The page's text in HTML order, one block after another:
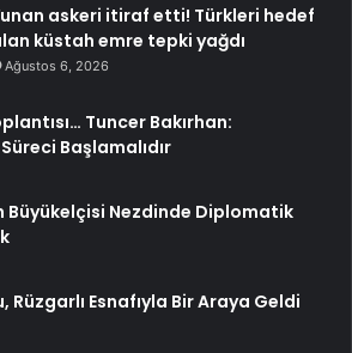
askeri itiraf etti! Türkleri hedef
küstah emre tepki yağdı
Ağustos 6, 2026
Tuncer Bakırhan:
Başlamalıdır
Büyükelçisi Nezdinde Diplomatik
Rüzgarlı Esnafıyla Bir Araya Geldi